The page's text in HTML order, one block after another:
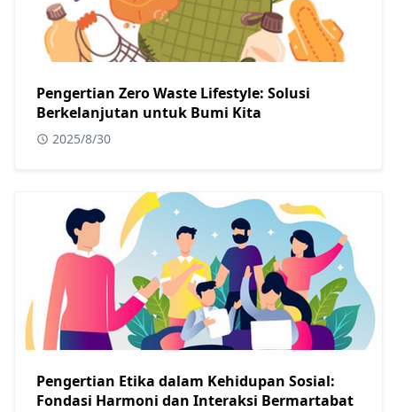
Pengertian Zero Waste Lifestyle: Solusi
Berkelanjutan untuk Bumi Kita
2025/8/30
Pengertian Etika dalam Kehidupan Sosial:
Fondasi Harmoni dan Interaksi Bermartabat